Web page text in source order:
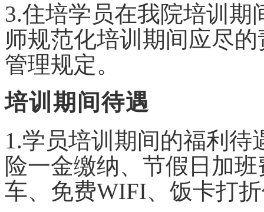
3.住培学员在我院培训
师规范化培训期间应尽
管理规定。
培训期间待遇
1.学员培训期间的福利
险一金缴纳、节假日加
车、免费WIFI、饭卡打